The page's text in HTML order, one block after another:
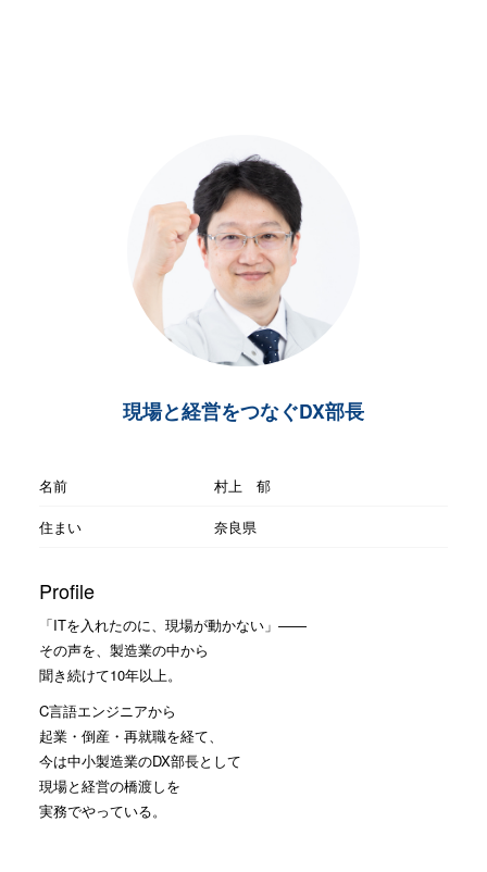
現場と経営をつなぐDX部長
名前
村上 郁
住まい
奈良県
Profile
「ITを入れたのに、現場が動かない」——
その声を、製造業の中から
聞き続けて10年以上。
C言語エンジニアから
起業・倒産・再就職を経て、
今は中小製造業のDX部長として
現場と経営の橋渡しを
実務でやっている。